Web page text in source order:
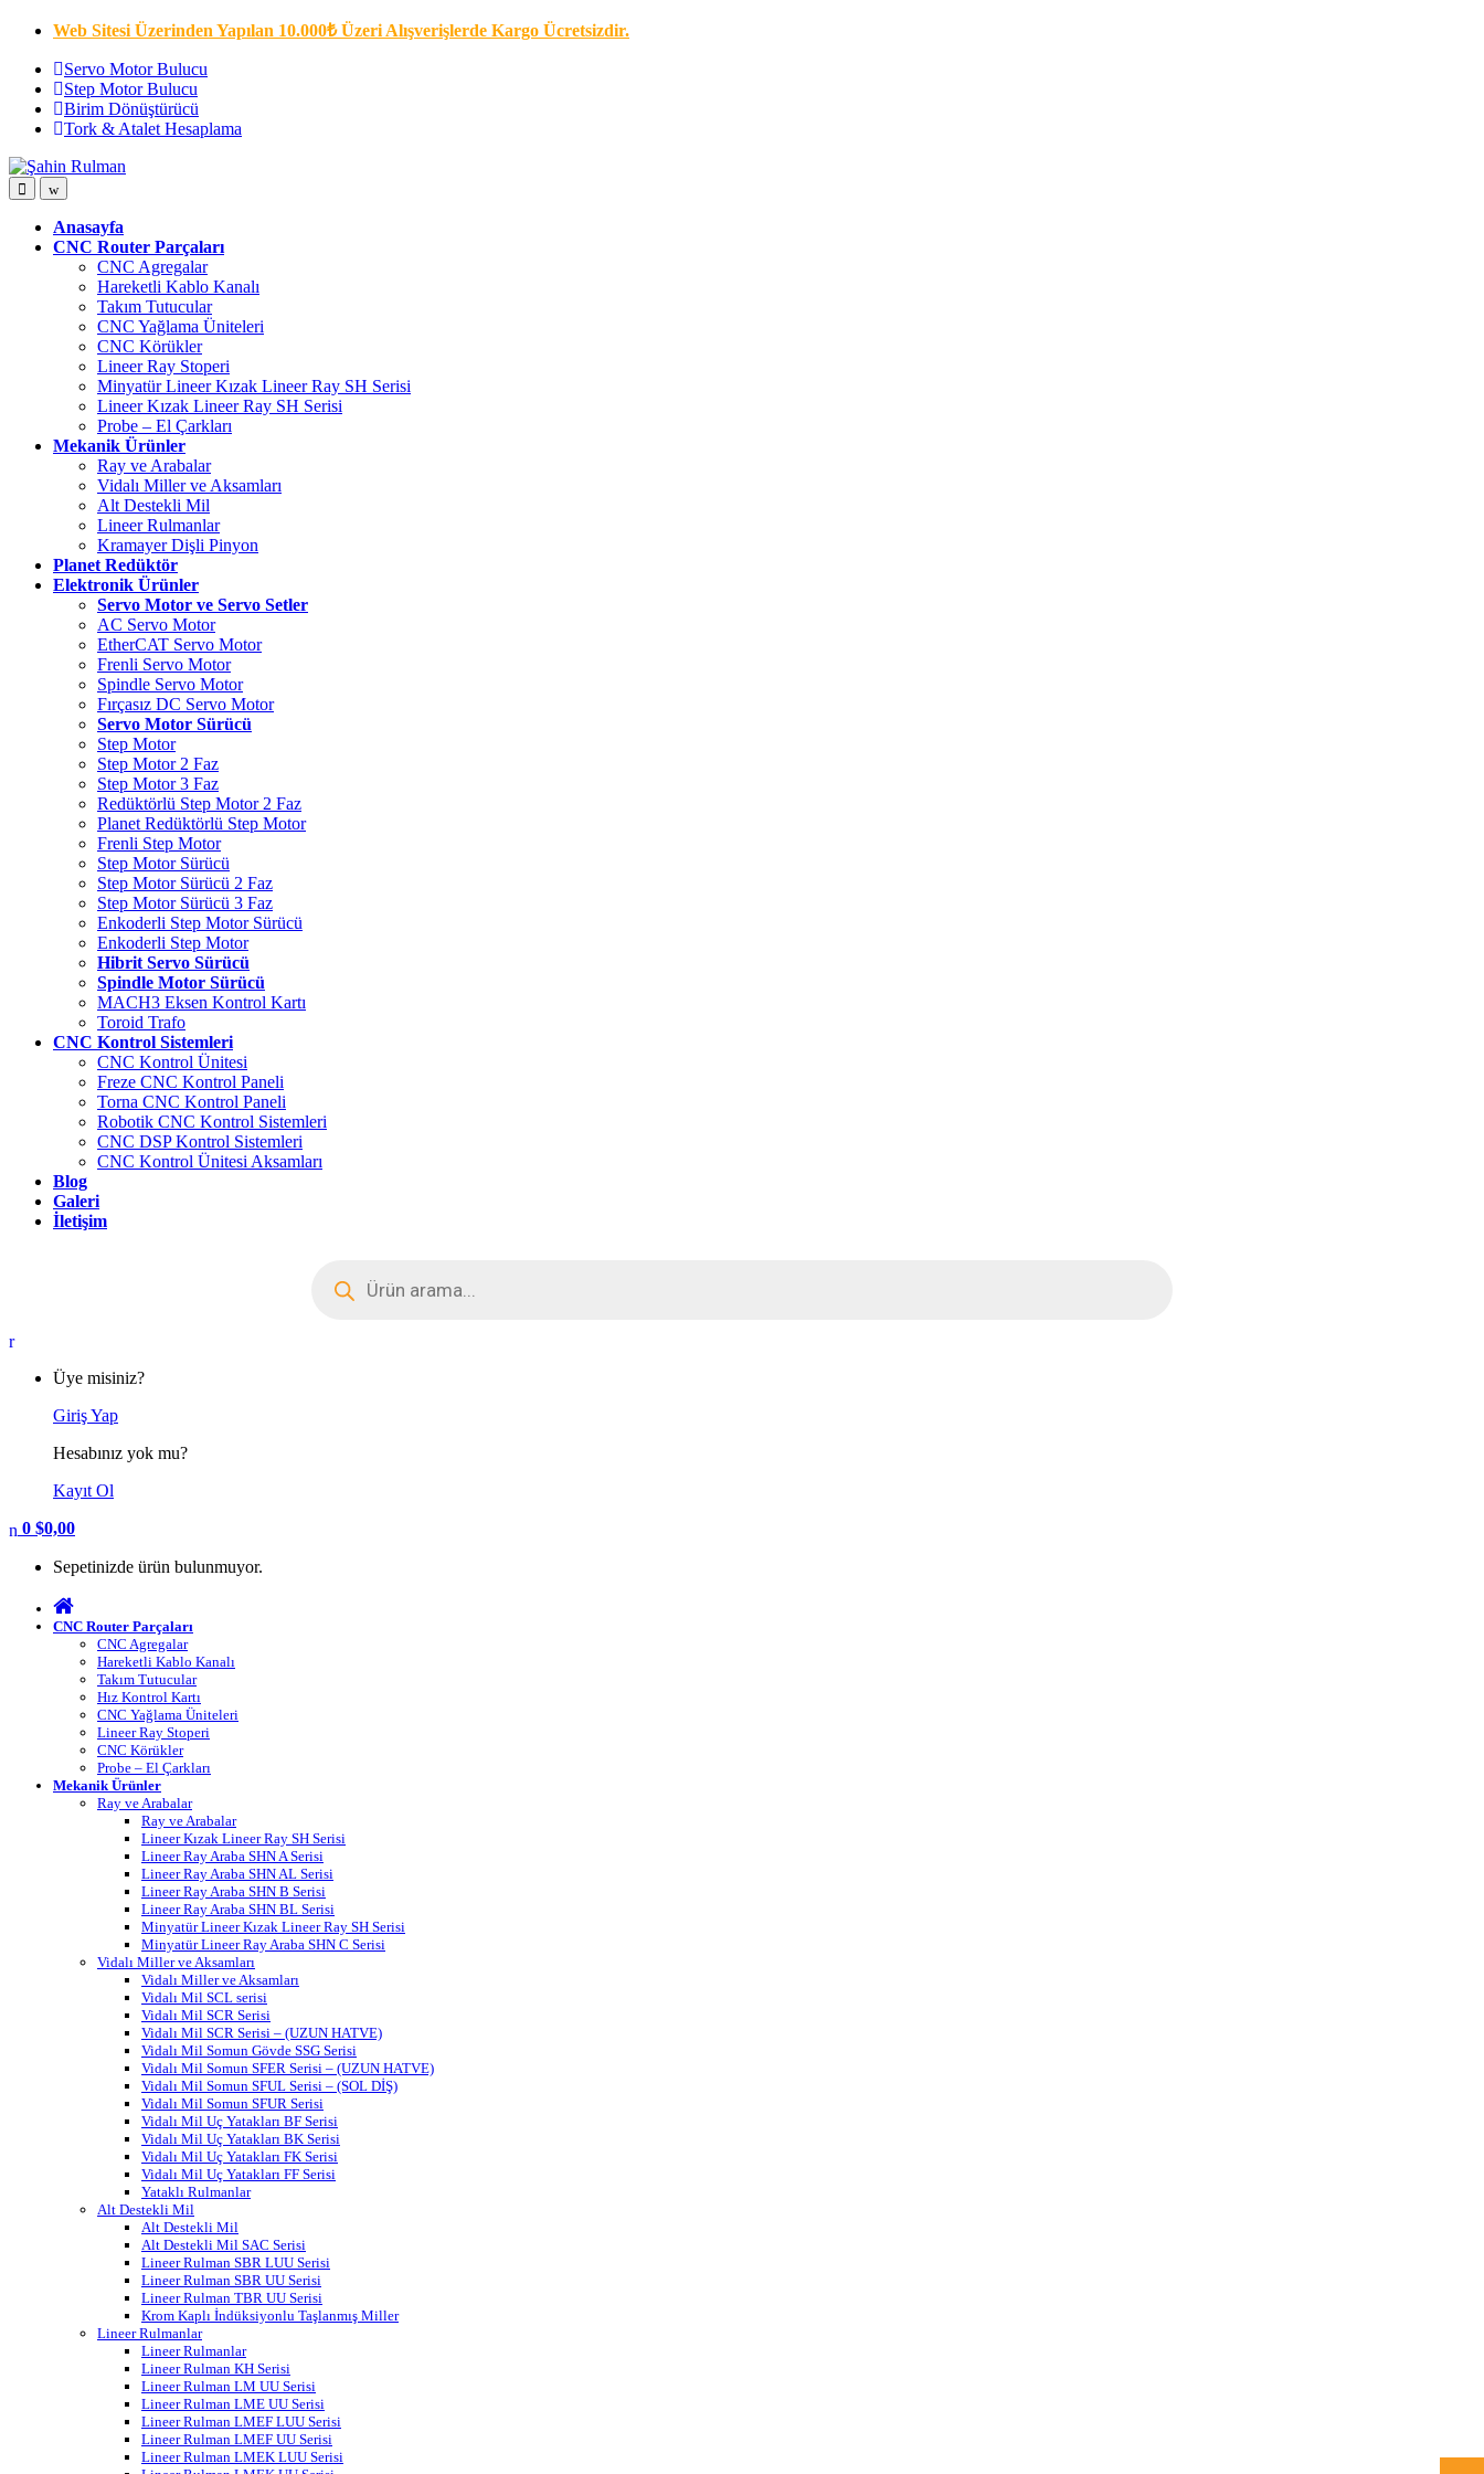
Skip
navigation
Skip
content
Web Sitesi Üzerinden Yapılan 10.000₺ Üzeri Alışverişlerde Kargo Ücretsizdir.
Servo Motor Bulucu
Step Motor Bulucu
Birim Dönüştürücü
Tork & Atalet Hesaplama
OpenClose
Anasayfa
CNC Router Parçaları
CNC Agregalar
Hareketli Kablo Kanalı
Takım Tutucular
CNC Yağlama Üniteleri
CNC Körükler
Lineer Ray Stoperi
Minyatür Lineer Kızak Lineer Ray SH Serisi
Lineer Kızak Lineer Ray SH Serisi
Probe – El Çarkları
Mekanik Ürünler
Ray ve Arabalar
Vidalı Miller ve Aksamları
Alt Destekli Mil
Lineer Rulmanlar
Kramayer Dişli Pinyon
Planet Redüktör
Elektronik Ürünler
Servo Motor ve Servo Setler
AC Servo Motor
EtherCAT Servo Motor
Frenli Servo Motor
Spindle Servo Motor
Fırçasız DC Servo Motor
Servo Motor Sürücü
Step Motor
Step Motor 2 Faz
Step Motor 3 Faz
Redüktörlü Step Motor 2 Faz
Planet Redüktörlü Step Motor
Frenli Step Motor
Step Motor Sürücü
Step Motor Sürücü 2 Faz
Step Motor Sürücü 3 Faz
Enkoderli Step Motor Sürücü
Enkoderli Step Motor
Hibrit Servo Sürücü
Spindle Motor Sürücü
MACH3 Eksen Kontrol Kartı
Toroid Trafo
CNC Kontrol Sistemleri
CNC Kontrol Ünitesi
Freze CNC Kontrol Paneli
Torna CNC Kontrol Paneli
Robotik CNC Kontrol Sistemleri
CNC DSP Kontrol Sistemleri
CNC Kontrol Ünitesi Aksamları
Blog
Galeri
İletişim
search
My
Üye misiniz?
Giriş Yap
Hesabınız yok mu?
Kayıt Ol
0 $0,00
Sepetinizde ürün bulunmuyor.
CNC Router Parçaları
CNC Agregalar
Hareketli Kablo Kanalı
Takım Tutucular
Hız Kontrol Kartı
CNC Yağlama Üniteleri
Lineer Ray Stoperi
CNC Körükler
Probe – El Çarkları
Mekanik Ürünler
Ray ve Arabalar
Ray ve Arabalar
Lineer Kızak Lineer Ray SH Serisi
Lineer Ray Araba SHN A Serisi
Lineer Ray Araba SHN AL Serisi
Lineer Ray Araba SHN B Serisi
Lineer Ray Araba SHN BL Serisi
Minyatür Lineer Kızak Lineer Ray SH Serisi
Minyatür Lineer Ray Araba SHN C Serisi
Vidalı Miller ve Aksamları
Vidalı Miller ve Aksamları
Vidalı Mil SCL serisi
Vidalı Mil SCR Serisi
Vidalı Mil SCR Serisi – (UZUN HATVE)
Vidalı Mil Somun Gövde SSG Serisi
Vidalı Mil Somun SFER Serisi – (UZUN HATVE)
Vidalı Mil Somun SFUL Serisi – (SOL DİŞ)
Vidalı Mil Somun SFUR Serisi
Vidalı Mil Uç Yatakları BF Serisi
Vidalı Mil Uç Yatakları BK Serisi
Vidalı Mil Uç Yatakları FK Serisi
Vidalı Mil Uç Yatakları FF Serisi
Yataklı Rulmanlar
Alt Destekli Mil
Alt Destekli Mil
Alt Destekli Mil SAC Serisi
Lineer Rulman SBR LUU Serisi
Lineer Rulman SBR UU Serisi
Lineer Rulman TBR UU Serisi
Krom Kaplı İndüksiyonlu Taşlanmış Miller
Lineer Rulmanlar
Lineer Rulmanlar
Lineer Rulman KH Serisi
Lineer Rulman LM UU Serisi
Lineer Rulman LME UU Serisi
Lineer Rulman LMEF LUU Serisi
Lineer Rulman LMEF UU Serisi
Lineer Rulman LMEK LUU Serisi